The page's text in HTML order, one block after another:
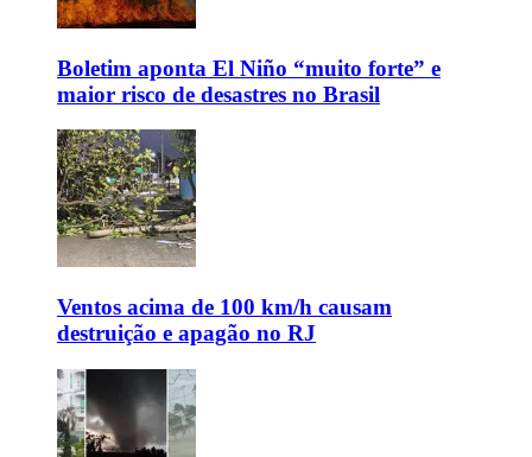
Boletim aponta El Niño “muito forte” e
maior risco de desastres no Brasil
Ventos acima de 100 km/h causam
destruição e apagão no RJ